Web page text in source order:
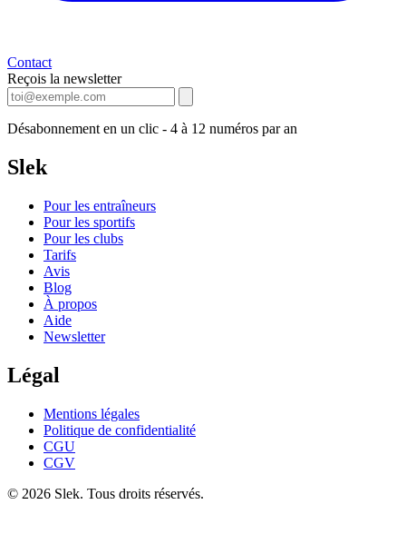
Contact
Reçois la newsletter
Désabonnement en un clic - 4 à 12 numéros par an
Slek
Pour les entraîneurs
Pour les sportifs
Pour les clubs
Tarifs
Avis
Blog
À propos
Aide
Newsletter
Légal
Mentions légales
Politique de confidentialité
CGU
CGV
© 2026 Slek. Tous droits réservés.